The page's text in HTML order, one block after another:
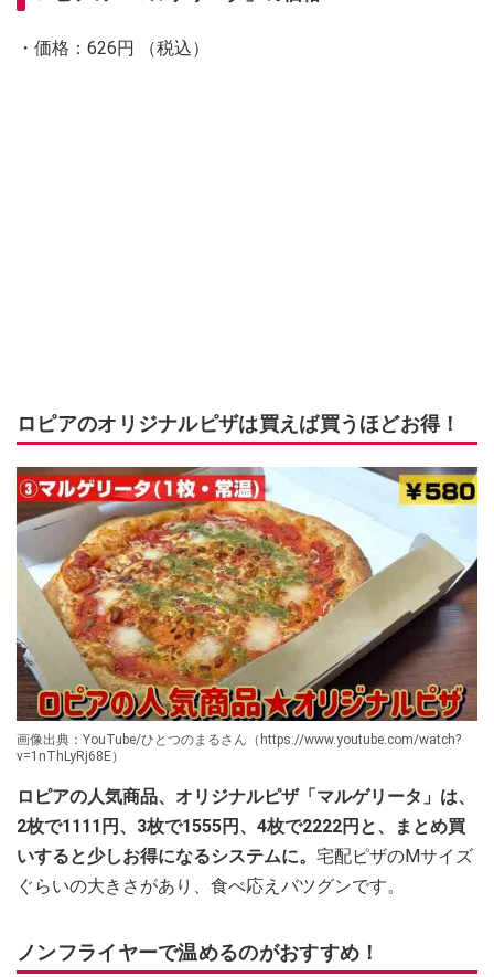
・価格：626円 （税込）
ロピアのオリジナルピザは買えば買うほどお得！
画像出典：YouTube/ひとつのまるさん（https://www.youtube.com/watch?
v=1nThLyRj68E）
ロピアの人気商品、オリジナルピザ「マルゲリータ」は、
2枚で1111円、3枚で1555円、4枚で2222円と、まとめ買
いすると少しお得になるシステムに。 宅配ピザのMサイズ
ぐらいの大きさがあり、食べ応えバツグンです。
ノンフライヤーで温めるのがおすすめ！